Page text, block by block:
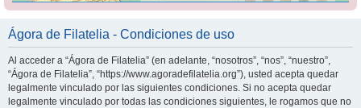
Ágora de Filatelia - Condiciones de uso
Al acceder a “Ágora de Filatelia” (en adelante, “nosotros”, “nos”, “nuestro”,
“Ágora de Filatelia”, “https://www.agoradefilatelia.org”), usted acepta quedar
legalmente vinculado por las siguientes condiciones. Si no acepta quedar
legalmente vinculado por todas las condiciones siguientes, le rogamos que no